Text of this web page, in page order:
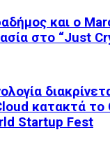
και ο
στο “Just
κατακτά το
Startup Fest